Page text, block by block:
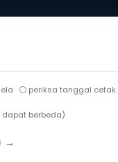
luar jendela berlaku
· ⚪ periksa tanggal cetak.
dapat berbeda)
→